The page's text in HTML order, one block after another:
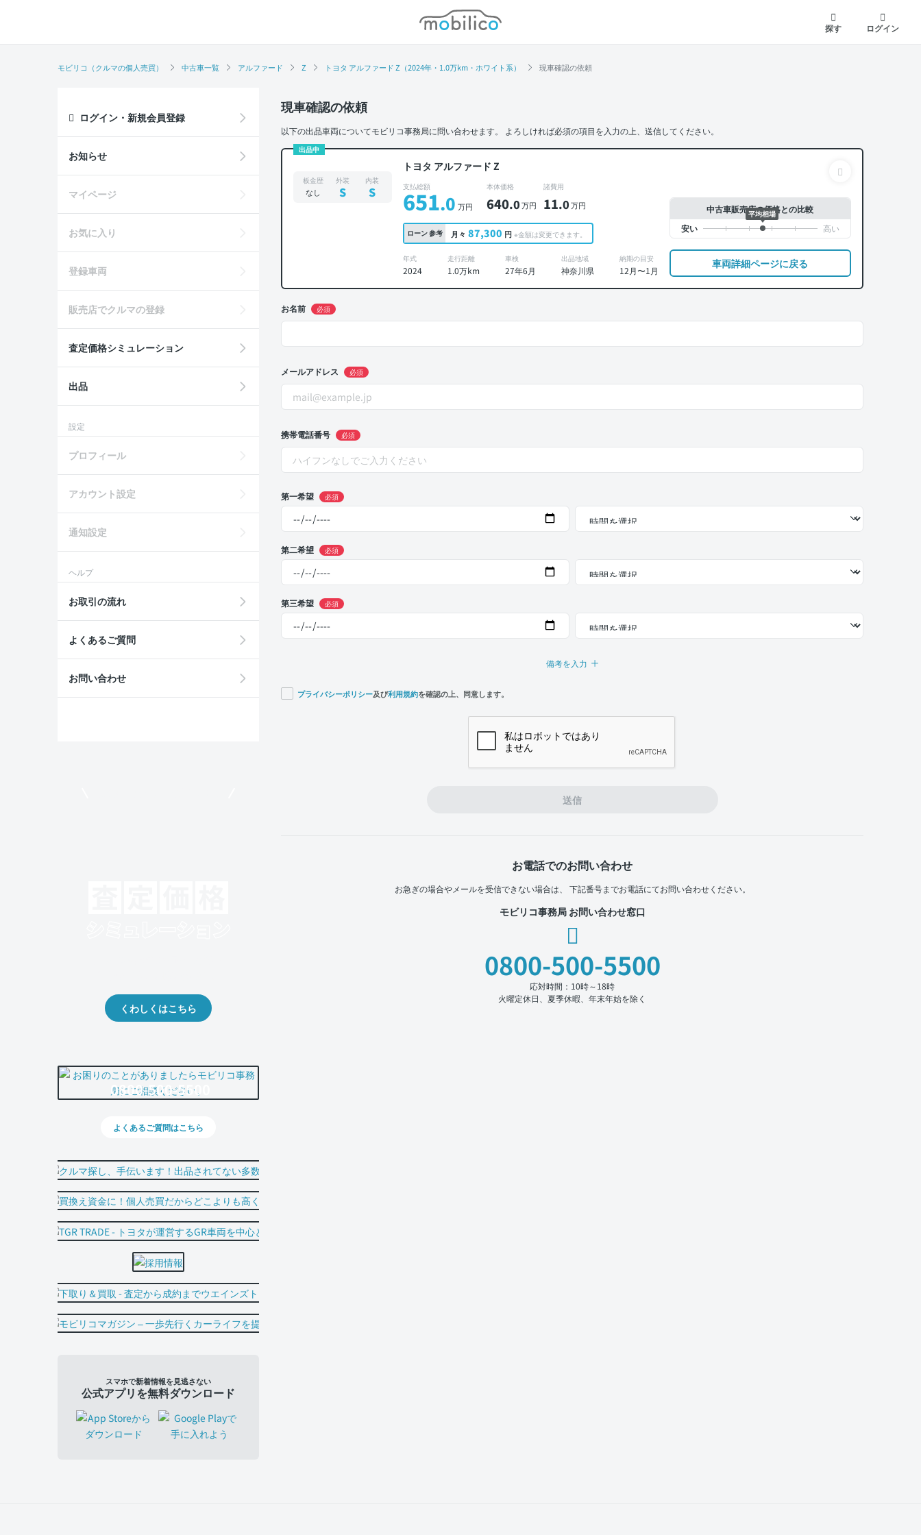
モビリコ
探す
ログイン
モビリコ（クルマの個人売買） 中古車一覧 アルファード Z トヨタ アルファード Z（2024年・1.0万km・ホワイト系） 現車確認の依頼
現車確認の依頼
以下の出品車両についてモビリコ事務局に問い合わせます。 よろしければ必須の項目を入力の上、送信してください。
出品中
トヨタ アルファード Z
板金歴
なし
外装
S
内装
S 支払総額
651.0 万円
本体価格
640.0万円
諸費用
11.0万円
ローン参考 月々 87,300 円 ※金額は変更できます。
年式
2024
走行距離
1.0万km
車検
27年6月
出品地域
神奈川県
納期の目安
12月〜1月
中古車販売店の価格との比較
平均相場
車両詳細ページに戻る
お名前 必須
メールアドレス 必須
携帯電話番号 必須
第一希望 必須
第二希望 必須
第三希望 必須
備考を入力
プライバシーポリシー及び利用規約を確認の上、同意します。
送信
お電話でのお問い合わせ
お急ぎの場合やメールを受信できない場合は、 下記番号までお電話にてお問い合わせください。
モビリコ事務局 お問い合わせ窓口
0800-500-5500
応対時間：10時～18時
火曜定休日、夏季休暇、年末年始を除く
ログイン・新規会員登録
お知らせ
マイページ
お気に入り
登録車両
販売店でクルマの登録
査定価格シミュレーション
出品
設定
プロフィール
アカウント設定
通知設定
ヘルプ
お取引の流れ
よくあるご質問
お問い合わせ
くわしくはこちら
0800-500-5500
よくあるご質問はこちら
スマホで新着情報を見逃さない
公式アプリを無料ダウンロード